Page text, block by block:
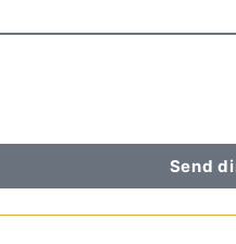
Send